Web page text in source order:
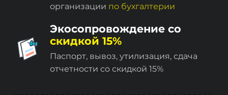
организации по бухгалтерии
Экосопровождение со
скидкой 15%
Паспорт, вывоз, утилизация, сдача
отчетности со скидкой 15%